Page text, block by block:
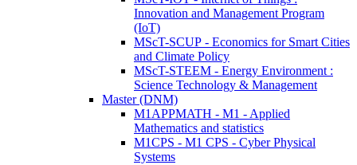
Innovation and Management Program
(IoT)
MScT-SCUP - Economics for Smart Cities
and Climate Policy
MScT-STEEM - Energy Environment :
Science Technology & Management
Master (DNM)
M1APPMATH - M1 - Applied
Mathematics and statistics
M1CPS - M1 CPS - Cyber Physical
Systems